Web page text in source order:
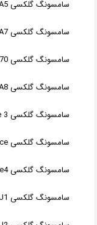
سامسونگ گلکسی A5
سامسونگ گلکسی A7
سامسونگ گلکسی A70
سامسونگ گلکسی A8
سامسونگ گلکسی Ace 3 مدل S7272
سامسونگ گلکسی Ace مدل S6802
سامسونگ گلکسی Ace4 مدل G313
سامسونگ گلکسی J1